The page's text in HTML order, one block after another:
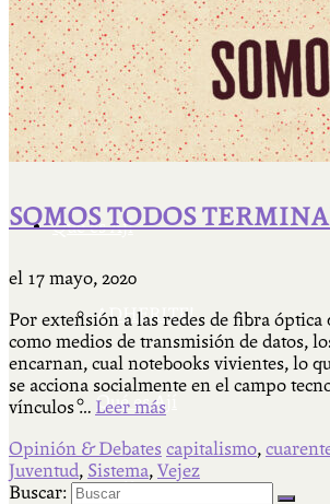
Más
Ají Ediciones
Qué es Ají
ADHERITE!
Qué es Ají
Staff
SOMOS TODOS
el 17 mayo, 2020
Por extensión a las redes de fibra
como medios de transmisión de datos,
encarnan, cual notebooks vivientes, lo
se acciona socialmente en el campo
vínculos … Leer más
Opinión & Debates capitalismo,
Juventud, Sistema, Vejez
Buscar: